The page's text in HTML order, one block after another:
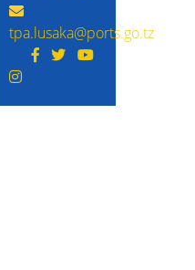
tpa.lusaka@ports.go.tz